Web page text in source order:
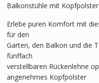
Balkonstühle mit Kopfpolster
Erlebe puren Komfort mit
für den
Garten, den Balkon und die
fünffach
verstellbaren Rückenlehne
angenehmes Kopfpolster